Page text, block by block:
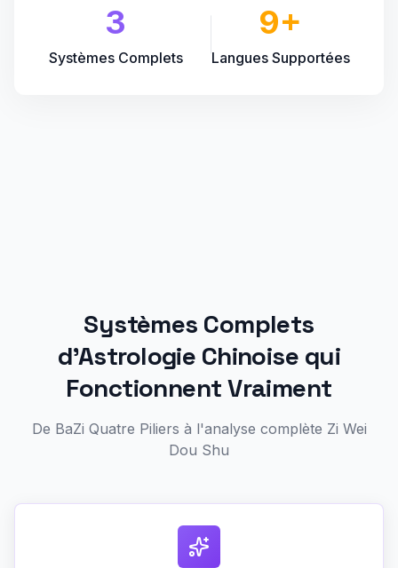
3
Systèmes Complets
9+
Langues Supportées
Systèmes Complets
d'Astrologie Chinoise qui
Fonctionnent Vraiment
De BaZi Quatre Piliers à l'analyse complète Zi Wei
Dou Shu